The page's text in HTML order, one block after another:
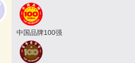
中国品牌100强